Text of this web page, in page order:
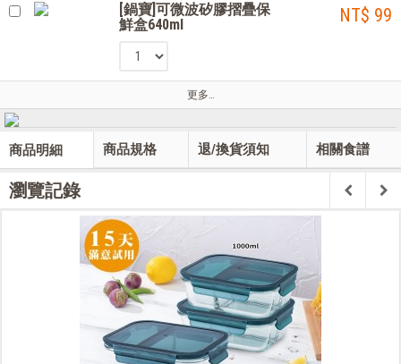
[鍋寶]可微波矽膠摺疊保
鮮盒640ml
NT$ 99
更多…
商品明細 商品規格 退/換貨須知 相關食譜
瀏覽記錄